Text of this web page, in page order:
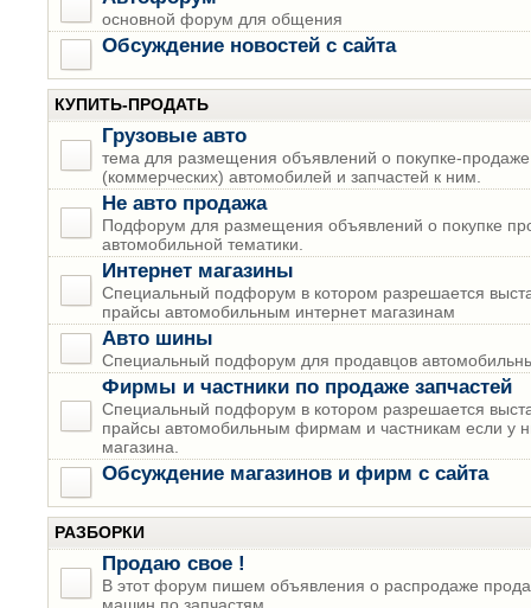
основной форум для общения
Обсуждение новостей с сайта
КУПИТЬ-ПРОДАТЬ
Грузовые авто
тема для размещения объявлений о покупке-продаже
(коммерческих) автомобилей и запчастей к ним.
Не авто продажа
Подфорум для размещения объявлений о покупке
автомобильной тематики.
Интернет магазины
Специальный подфорум в котором разрешается
прайсы автомобильным интернет магазинам
Авто шины
Специальный подфорум для продавцов
Фирмы и частники по продаже запчастей
Специальный подфорум в котором разрешается
прайсы автомобильным фирмам и частникам если у
магазина.
Обсуждение магазинов и фирм с сайта
РАЗБОРКИ
Продаю свое !
В этот форум пишем объявления о распродаже
машин по запчастям.